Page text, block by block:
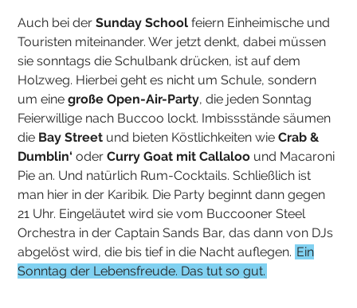
Auch bei derSunday School feiern Einheimische und
Touristen miteinander. Wer jetzt denkt, dabei müssen
sie sonntags die Schulbank drücken, ist auf dem
Holzweg. Hierbei geht es nicht um Schule, sondern
um einegroße Open-Air-Party, die jeden Sonntag
Feierwillige nach Buccoo lockt. Imbissstände säumen
die Bay Street und bieten Köstlichkeiten wieCrab &
Dumblin‘ oderCurry Goat mit Callaloo und Macaroni
Pie an. Und natürlich Rum-Cocktails. Schließlich ist
man hier in der Karibik. Die Party beginnt dann gegen
21 Uhr. Eingeläutet wird sie vom Buccooner Steel
Orchestra in der Captain Sands Bar, das dann von DJs
abgelöst wird, die bis tief in die Nacht auflegen. Ein
Sonntag der Lebensfreude. Das tut so gut.